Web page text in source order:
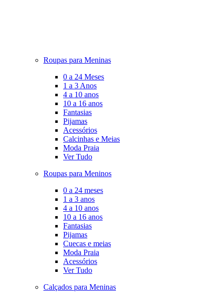
Roupas para Meninas
0 a 24 Meses
1 a 3 Anos
4 a 10 anos
10 a 16 anos
Fantasias
Pijamas
Acessórios
Calcinhas e Meias
Moda Praia
Ver Tudo
Roupas para Meninos
0 a 24 meses
1 a 3 anos
4 a 10 anos
10 a 16 anos
Fantasias
Pijamas
Cuecas e meias
Moda Praia
Acessórios
Ver Tudo
Calçados para Meninas